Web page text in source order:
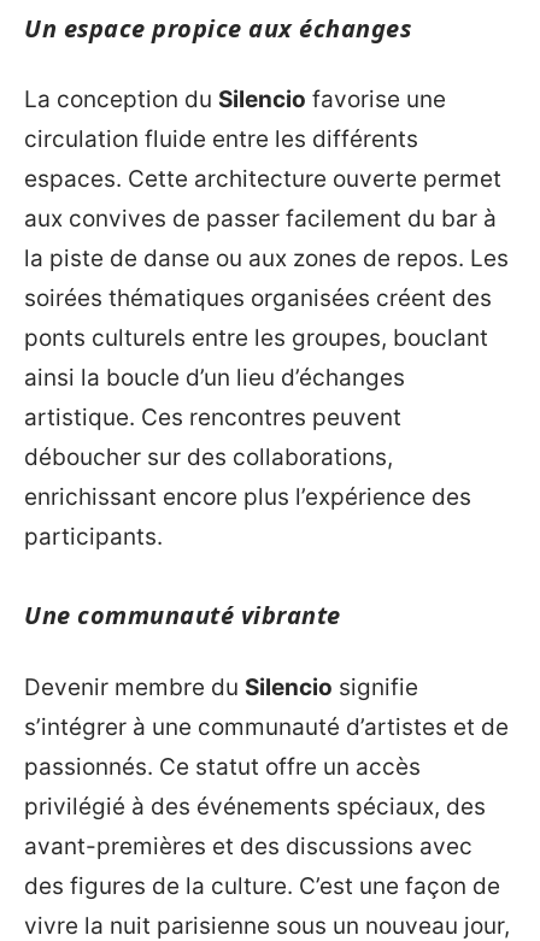
Un espace propice aux échanges
La conception du Silencio favorise une
circulation fluide entre les différents
espaces. Cette architecture ouverte permet
aux convives de passer facilement du bar à
la piste de danse ou aux zones de repos. Les
soirées thématiques organisées créent des
ponts culturels entre les groupes, bouclant
ainsi la boucle d’un lieu d’échanges
artistique. Ces rencontres peuvent
déboucher sur des collaborations,
enrichissant encore plus l’expérience des
participants.
Une communauté vibrante
Devenir membre du Silencio signifie
s’intégrer à une communauté d’artistes et de
passionnés. Ce statut offre un accès
privilégié à des événements spéciaux, des
avant-premières et des discussions avec
des figures de la culture. C’est une façon de
vivre la nuit parisienne sous un nouveau jour,